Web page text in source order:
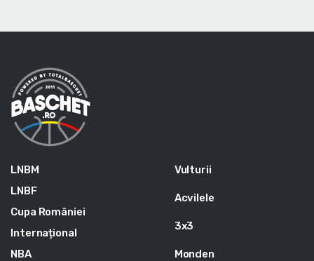
LNBM
LNBF
Cupa României
Internațional
NBA
Vulturii
Acvilele
3x3
Monden